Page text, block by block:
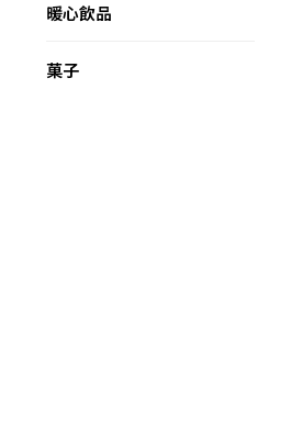
暖心飲品
菓子